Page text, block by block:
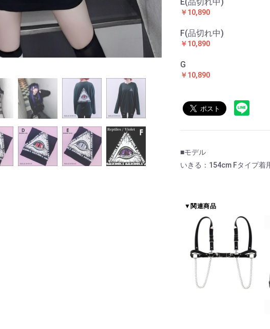
￥10,890
F(品切れ中)
￥10,890
G
￥10,890
■モデル
いきる：154cm Fタイプ着
▼関連商品